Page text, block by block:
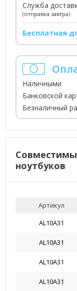
Служба
(отправка завтра)
Бесплатная
Наличными
Банковской
Безналичный
ноутбуков
Артикул
AL10A31
AL10A31
AL10A31
AL10A31